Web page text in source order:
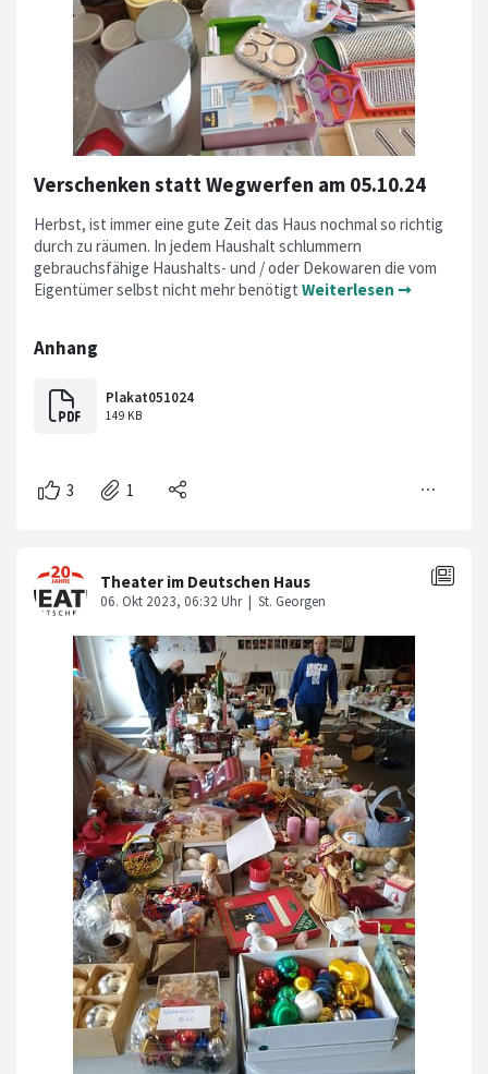
Verschenken statt Wegwerfen am 05.10.24
Herbst, ist immer eine gute Zeit das Haus nochmal so richtig
durch zu räumen. In jedem Haushalt schlummern
gebrauchsfähige Haushalts- und / oder Dekowaren die vom
Eigentümer selbst nicht mehr benötigt Weiterlesen ➞